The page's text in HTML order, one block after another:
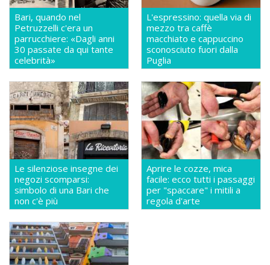
Bari, quando nel
Petruzzelli c'era un
parrucchiere: «Dagli anni
30 passate da qui tante
celebrità»
L'espressino: quella via di
mezzo tra caffè
macchiato e cappuccino
sconosciuto fuori dalla
Puglia
Le silenziose insegne dei
negozi scomparsi:
simbolo di una Bari che
non c'è più
Aprire le cozze, mica
facile: ecco tutti i passaggi
per "spaccare" i mitili a
regola d'arte